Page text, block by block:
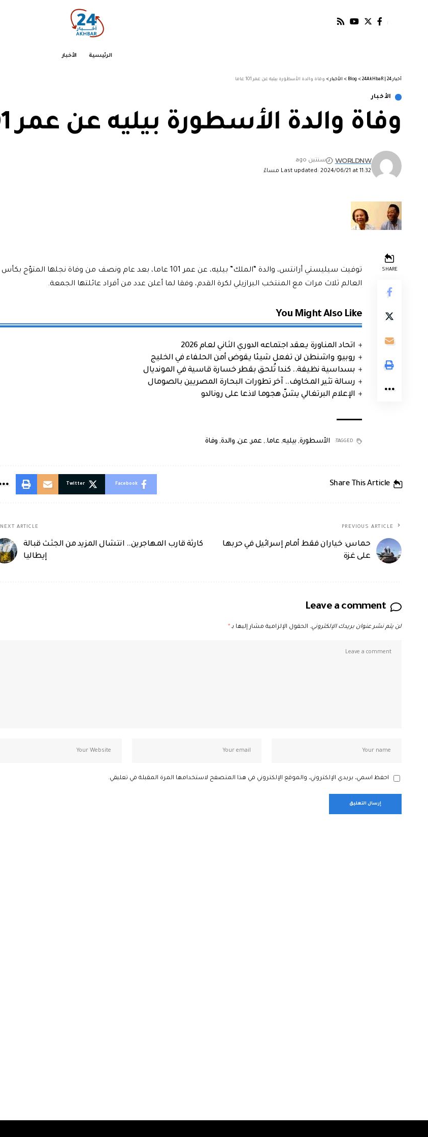
الرئيسية الأخبار
أخبار 24 | 24AkHbaR >
Blog
> الأخبار > وفاة والدة الأسطورة بيليه عن عمر 101 عاما
الأخبار
وفاة والدة الأسطورة بيليه عن عمر 101 عاما
Last updated: 2024/06/21 at 11:32 مساءً
WORLDNW
سنتين ago
SHARE
توفيت سيليستي أرانتس، والدة “الملك” بيليه، عن عمر 101 عاما، بعد عام ونصف من وفاة نجلها المتوّج بكأس
العالم ثلاث مرات مع المنتخب البرازيلي لكرة القدم، وفقا لما أعلن عدد من أفراد عائلتها الجمعة.
You Might Also Like
اتحاد المناورة يعقد اجتماعه الدوري الثاني لعام 2026
روبيو: واشنطن لن تفعل شيئا يقوض أمن الحلفاء في الخليج
بسداسية نظيفة.. كندا تُلحق بقطر خسارة قاسية في المونديال
رسالة تثير المخاوف.. آخر تطورات البحارة المصريين بالصومال
الإعلام البرتغالي يشنّ هجوما لاذعا على رونالدو
TAGGED: الأسطورة, بيليه, عاما., عمر, عن, والدة, وفاة
Share This Article
Facebook
Twitter
PREVIOUS ARTICLE
حماس: خياران فقط أمام إسرائيل في حربها
على غزة
NEXT ARTICLE
كارثة قارب المهاجرين.. انتشال المزيد من الجثث قبالة
إيطاليا
Leave a comment
لن يتم نشر عنوان بريدك الإلكتروني. الحقول الإلزامية مشار إليها بـ*
احفظ اسمي، بريدي الإلكتروني، والموقع الإلكتروني في هذا المتصفح لاستخدامها المرة المقبلة في تعليقي.